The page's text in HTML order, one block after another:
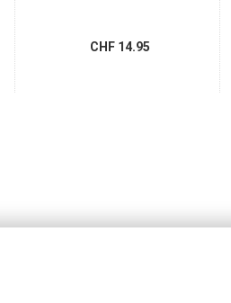
CHF 14.95